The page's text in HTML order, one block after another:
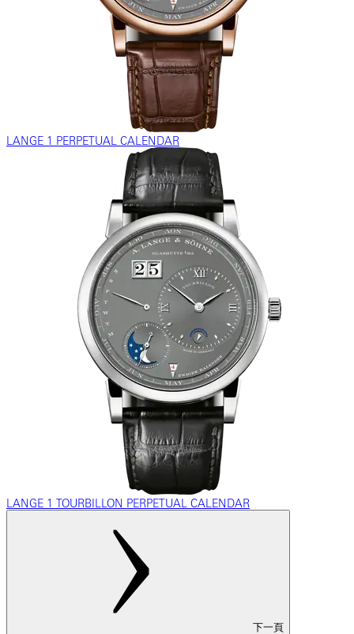
LANGE 1 PERPETUAL CALENDAR
LANGE 1 TOURBILLON PERPETUAL CALENDAR
下一頁